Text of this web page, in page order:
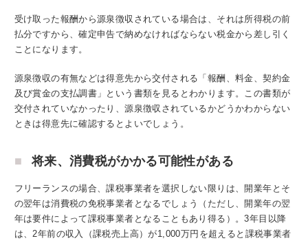
受け取った報酬から源泉徴収されている場合は、それは所得税の前
払分ですから、確定申告で納めなければならない税金から差し引く
ことになります。
源泉徴収の有無などは得意先から交付される「報酬、料金、契約金
及び賞金の支払調書」という書類を見るとわかります。この書類が
交付されていなかったり、源泉徴収されているかどうかわからない
ときは得意先に確認するとよいでしょう。
将来、消費税がかかる可能性がある
フリーランスの場合、課税事業者を選択しない限りは、開業年とそ
の翌年は消費税の免税事業者となるでしょう（ただし、開業年の翌
年は要件によって課税事業者となることもあり得る）。3年目以降
は、2年前の収入（課税売上高）が1,000万円を超えると課税事業者